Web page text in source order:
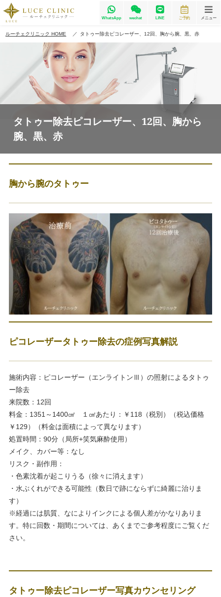
メニュー
ご予約
LINE
wechat
WhatsApp
ルーチェクリニック HOME タトゥー除去ピコレーザー、12回、胸から腕、黒、赤
タトゥー除去ピコレーザー、12回、胸から
腕、黒、赤
胸から腕のタトゥー
ピコレーザータトゥー除去の症例写真解説
施術内容：ピコレーザー（エンライトンⅢ）の照射によるタトゥ
ー除去
来院数：12回
料金：1351～1400㎠ １㎠あたり：￥118（税別）（税込価格
￥129）（料金は面積によって異なります）
処置時間：90分（局所+笑気麻酔使用）
メイク、カバー等：なし
リスク・副作用：
・色素沈着が起こりうる（徐々に消えます）
・水ぶくれができる可能性（数日で跡にならずに綺麗に治りま
す）
※経過には肌質、なによりインクによる個人差がかなりありま
す。特に回数・期間については、あくまでご参考程度にご覧くだ
さい。
タトゥー除去ピコレーザー写真カウンセリング